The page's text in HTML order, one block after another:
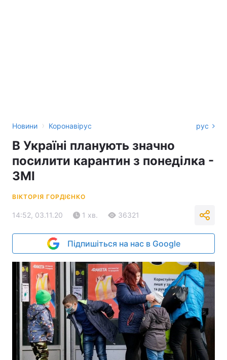
Новини › Коронавірус рус
В Україні планують значно
посилити карантин з понеділка -
ЗМІ
ВІКТОРІЯ ГОРДІЄНКО
14:52, 03.11.20 1 хв. 36321
Підпишіться на нас в Google